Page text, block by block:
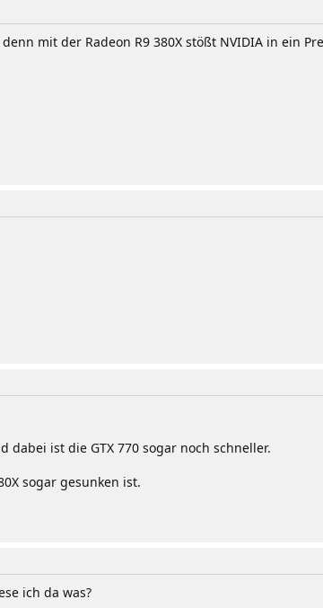
mit der Radeon R9 380X stößt NVIDIA in ein
ist die GTX 770 sogar noch schneller.
sogar gesunken ist.
ich da was?